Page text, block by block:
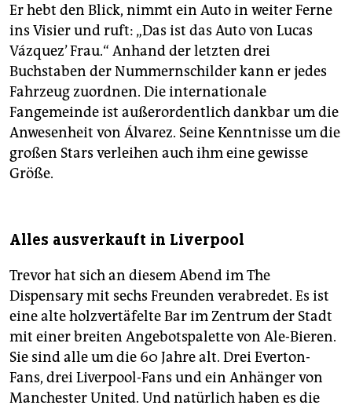
Er hebt den Blick, nimmt ein Auto in weiter Ferne
ins Visier und ruft: „Das ist das Auto von Lucas
Vázquez’ Frau.“ Anhand der letzten drei
Buchstaben der Nummernschilder kann er jedes
Fahrzeug zuordnen. Die internationale
Fangemeinde ist außerordentlich dankbar um die
Anwesenheit von Álvarez. Seine Kenntnisse um die
großen Stars verleihen auch ihm eine gewisse
Größe.
Alles ausverkauft in Liverpool
Trevor hat sich an diesem Abend im The
Dispensary mit sechs Freunden verabredet. Es ist
eine alte holzvertäfelte Bar im Zentrum der Stadt
mit einer breiten Angebotspalette von Ale-Bieren.
Sie sind alle um die 60 Jahre alt. Drei Everton-
Fans, drei Liverpool-Fans und ein Anhänger von
Manchester United. Und natürlich haben es die